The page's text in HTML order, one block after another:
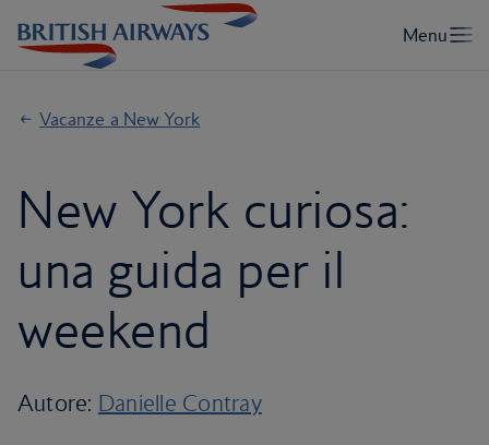
Vacanze a New York
New York curiosa:
una guida per il
weekend
Autore: Danielle Contray